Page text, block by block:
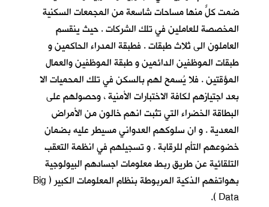
ضمت كلٌّ منها مساحات شاسعة من المجمعات السكنية
المخصصة للعاملين في تلك الشركات . حيث ينقسم
العاملون الى ثلاث طبقات . فطبقة المدراء الحاكمين و
طبقات الموظفين الدائمين و طبقة الموظفين والعمال
المؤقتين . فلا يُسمح لهم بالسكن في تلك المحميات الا
بعد اجتيازهم لكافة الاختبارات الأمنية ، وحصولهم على
البطاقة الخضراء التي تثبت انهم خالون من الأمراض
المعدية . و ان سلوكهم العدواني مسيطر عليه بضمان
خضوعهم التأم للرقابة . و تسجيلهم في انظمة التعقب
التلقائية عن طريق ربط معلومات اجسادهم البيولوجية
بهواتفهم الذكية المربوطة بنظام المعلومات الكبير ( Big
Data ).